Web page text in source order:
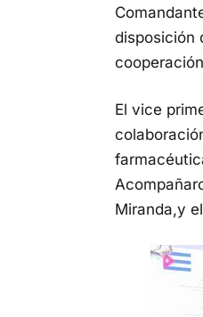
disposición
El vice
Miranda,y